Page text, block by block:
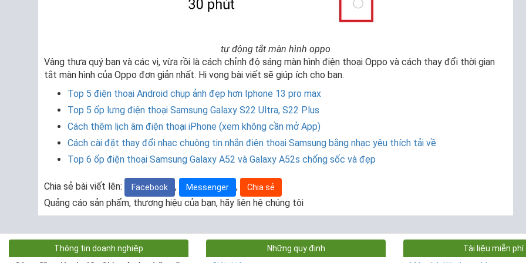
tự động tắt màn hình oppo
Vâng thưa quý bạn và các vị, vừa rồi là cách chỉnh độ sáng màn hình điện thoại Oppo và cách thay đổi thời gian
tắt màn hình của Oppo đơn giản nhất. Hi vọng bài viết sẽ giúp ích cho bạn.
Top 5 điện thoại Android chụp ảnh đẹp hơn Iphone 13 pro max
Top 5 ốp lưng điện thoại Samsung Galaxy S22 Ultra, S22 Plus
Cách thêm lịch âm điện thoại iPhone (xem không cần mở App)
Cách cài đặt thay đổi nhạc chuông tin nhắn điện thoại Samsung bằng nhạc yêu thích tải về
Top 6 ốp điện thoại Samsung Galaxy A52 và Galaxy A52s chống sốc và đẹp
Chia sẻ bài viết lên: Facebook , Messenger , Chia sẻ
Quảng cáo sản phẩm, thương hiệu của bạn, hãy liên hệ chúng tôi
Thông tin doanh nghiệp
Những quy định
Tài liệu miễn phí